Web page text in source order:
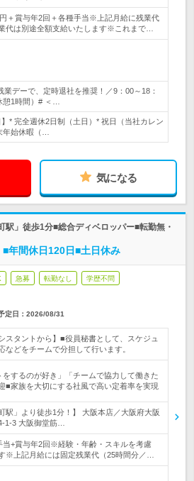
＋賞与年2回＋各種手当※上記月給に残業代
代は別途全額支給いたします※これまで…
業デーで、定時退社を推奨！／9：00～18：
憩1時間）# ＜…
* 完全週休2日制（土日）* 祝日（当社カレン
年始休暇（…
気になる
駅」徒歩1分■総合ディベロッパー■転勤無・
年間休日120日■土日休み
急募 転勤なし 学歴不問
定日： 2026/08/31
スタントから】■役員秘書として、スケジュ
などをチームで分担して行います。
するのが好き」「チームで協力して働きた
■家族を大切にする社風で高い定着率を実現
駅」より徒歩1分！】 大阪本店／大阪府大阪
1-3 大阪御堂筋…
当+賞与年2回※経験・年齢・スキルを考慮
※上記月給には固定残業代（25時間分／…